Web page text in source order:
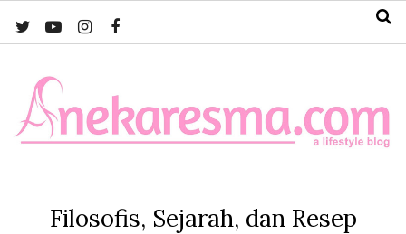
Filosofis, Sejarah, dan Resep